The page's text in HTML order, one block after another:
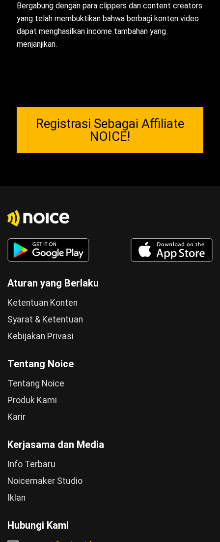
Bergabung dengan para clippers dan content creators
yang telah membuktikan bahwa berbagi konten video
dapat menghasilkan income tambahan yang
menjanjikan.
Registrasi Sebagai Affiliate
NOICE!
Aturan yang Berlaku
Ketentuan Konten
Syarat & Ketentuan
Kebijakan Privasi
Tentang Noice
Tentang Noice
Produk Kami
Karir
Kerjasama dan Media
Info Terbaru
Noicemaker Studio
Iklan
Hubungi Kami